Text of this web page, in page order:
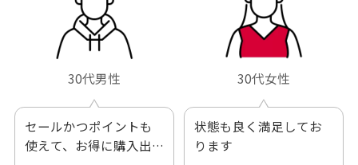
30代男性
セールかつポイントも
使えて、お得に購入出
30代女性
状態も良く満足してお
ります